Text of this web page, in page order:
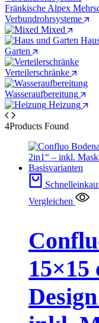
Fränkische Alpex
Verbundrohrsysteme
Mixed
Garten
Verteilerschränke
Wasseraufbereitung
Heizung
4Products Found
Vergleichen
15×15